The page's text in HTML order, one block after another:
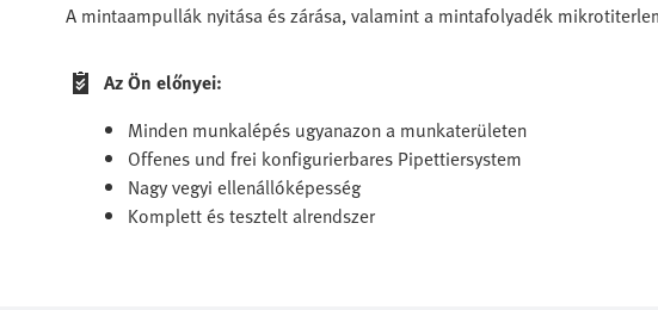
A mintaampullák nyitása és zárása, valamint a mintafolyadék
Az Ön előnyei:
Minden munkalépés ugyanazon a munkaterületen
Offenes und frei konfigurierbares Pipettiersystem
Nagy vegyi ellenállóképesség
Komplett és tesztelt alrendszer